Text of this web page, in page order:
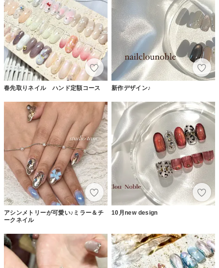
春先取りネイル ハンド定額コース 新作デザイン♪
アシンメトリーが可愛い♪ミラー＆チ
ークネイル
10月new design